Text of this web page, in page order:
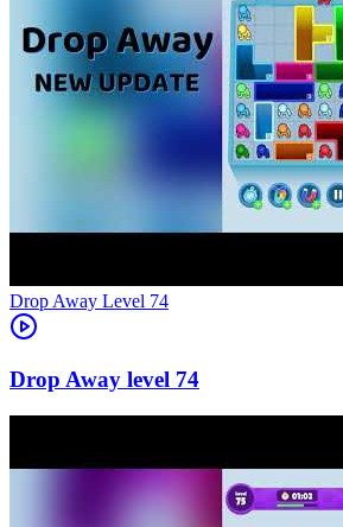
Level 74
74